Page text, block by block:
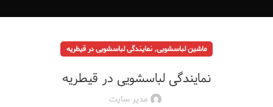
ماشین لباسشویی, نمایندگی لباسشویی در قیطریه
نمایندگی لباسشویی در قیطریه
مدیر سایت